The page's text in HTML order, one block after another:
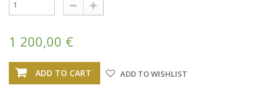
1 200,00 €
ADD TO CART ADD TO WISHLIST